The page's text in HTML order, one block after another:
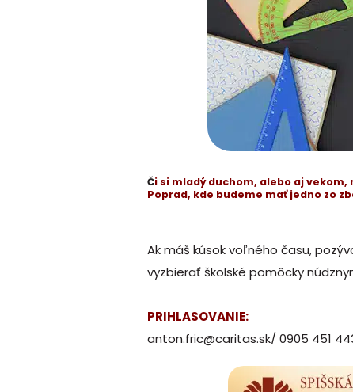
Či si mladý duchom, alebo aj vekom,
Poprad, kde budeme mať jedno zo
Ak máš kúsok voľného času,
vyzbierať školské pomôcky
PRIHLASOVANIE:
anton.fric@caritas.sk/ 0905 451